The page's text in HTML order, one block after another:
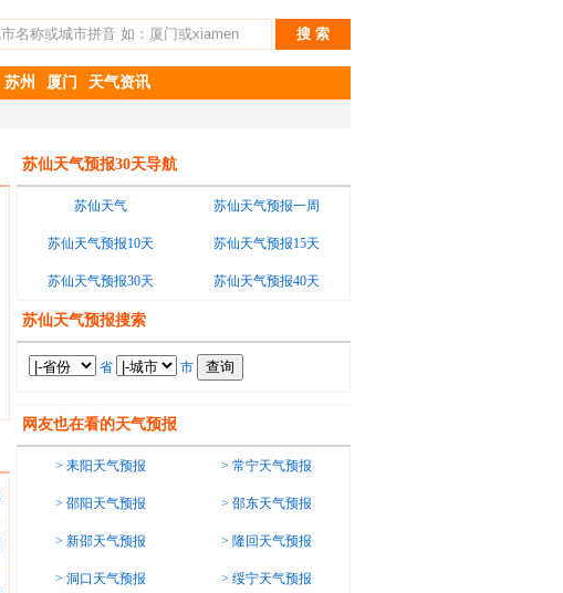
苏州 厦门 天气资讯
苏仙天气预报30天导航
苏仙天气 苏仙天气预报一周
苏仙天气预报10天 苏仙天气预报15天
苏仙天气预报30天 苏仙天气预报40天
苏仙天气预报搜索
省 市
网友也在看的天气预报
> 耒阳天气预报 > 常宁天气预报
> 邵阳天气预报 > 邵东天气预报
> 新邵天气预报 > 隆回天气预报
> 洞口天气预报 > 绥宁天气预报